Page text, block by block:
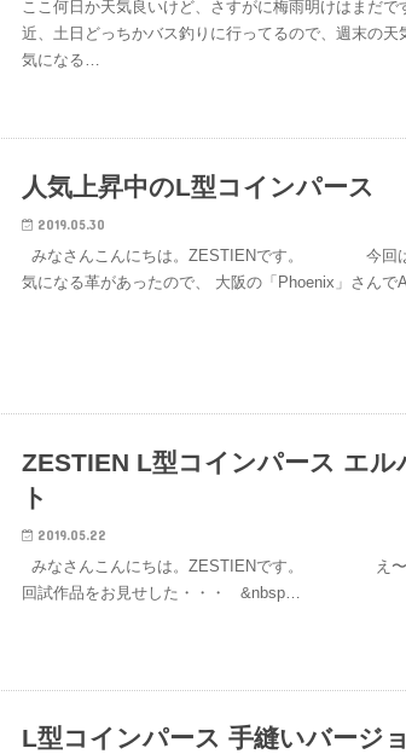
ここ何日か天気良いけど、さすがに梅雨明けはまだ
近、土日どっちかバス釣りに行ってるので、週末の天
気になる…
人気上昇中のL型コインパース
2019.05.30
みなさんこんにちは。ZESTIENです。 今回は
気になる革があったので、 大阪の「Phoenix」さんで
ZESTIEN L型コインパース エル
ト
2019.05.22
みなさんこんにちは。ZESTIENです。 え〜
回試作品をお見せした・・・ &nbsp…
L型コインパース 手縫いバージ